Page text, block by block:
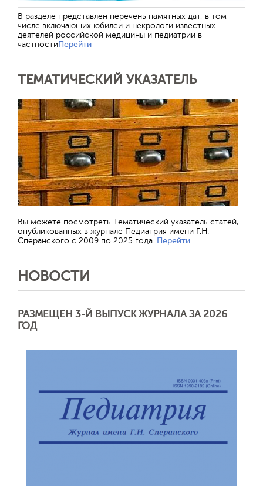
В разделе представлен перечень памятных дат, в том
числе включающих юбилеи и некрологи известных
деятелей российской медицины и педиатрии в
частностиПерейти
ТЕМАТИЧЕСКИЙ УКАЗАТЕЛЬ
Вы можете посмотреть Тематический указатель статей,
опубликованных в журнале Педиатрия имени Г.Н.
Сперанского с 2009 по 2025 года. Перейти
НОВОСТИ
РАЗМЕЩЕН 3-Й ВЫПУСК ЖУРНАЛА ЗА 2026
ГОД